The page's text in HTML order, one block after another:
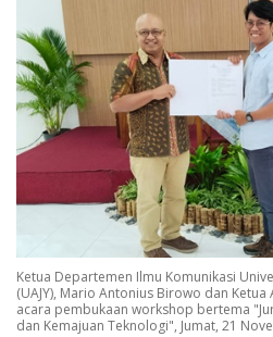
Ketua Departemen Ilmu Komunikasi
(UAJY), Mario Antonius Birowo dan Ketua
acara pembukaan workshop bertema
dan Kemajuan Teknologi", Jumat, 21